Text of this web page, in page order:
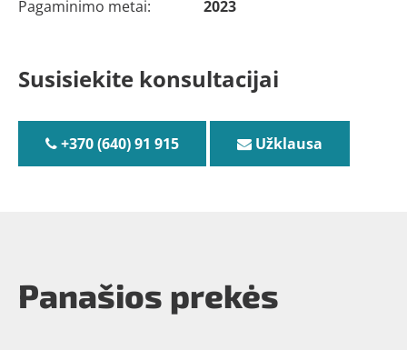
Pagaminimo metai:
2023
Susisiekite konsultacijai
+370 (640) 91 915 Užklausa
Panašios prekės